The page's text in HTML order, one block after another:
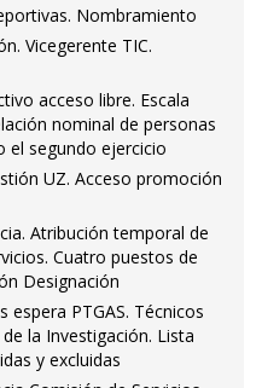
Nombramiento
Vicegerente TIC.
acceso libre. Escala
nominal de personas
el segundo ejercicio
UZ. Acceso promoción
Atribución temporal de
Cuatro puestos de
Designación
espera PTGAS. Técnicos
la Investigación. Lista
y excluidas